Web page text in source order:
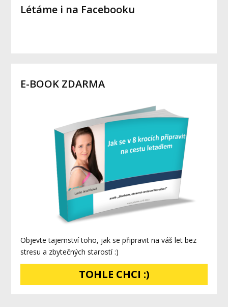
Létáme i na Facebooku
E-BOOK ZDARMA
Objevte tajemství toho, jak se připravit na váš let bez
stresu a zbytečných starostí :)
TOHLE CHCI :)